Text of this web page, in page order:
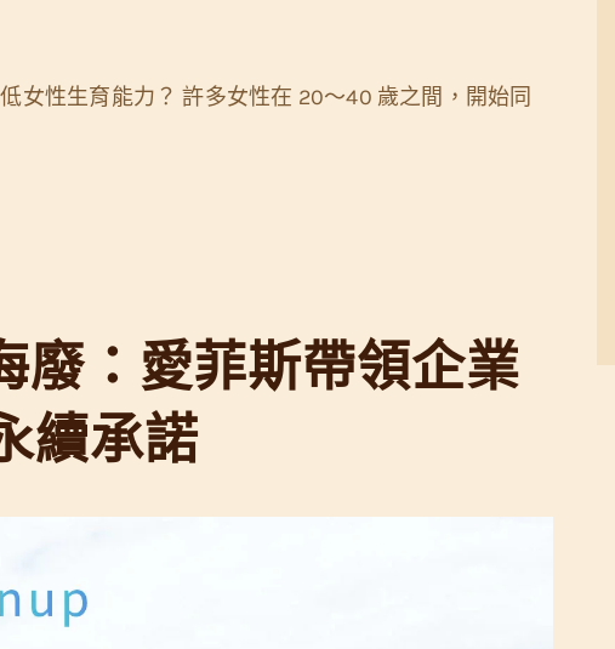
女性生育能力？ 許多女性在 20～40 歲之間，開始同
廢：愛菲斯帶領企業
續承諾